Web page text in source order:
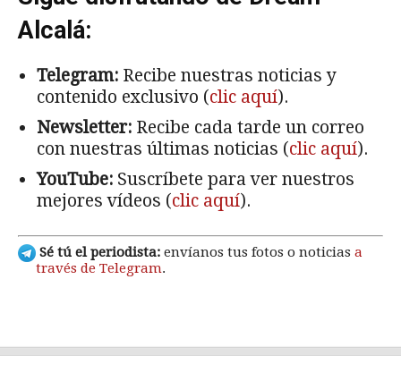
Alcalá:
Telegram: Recibe nuestras noticias y
contenido exclusivo (clic aquí).
Newsletter: Recibe cada tarde un correo
con nuestras últimas noticias (clic aquí).
YouTube: Suscríbete para ver nuestros
mejores vídeos (clic aquí).
Sé tú el periodista: envíanos tus fotos o noticias a
través de Telegram.